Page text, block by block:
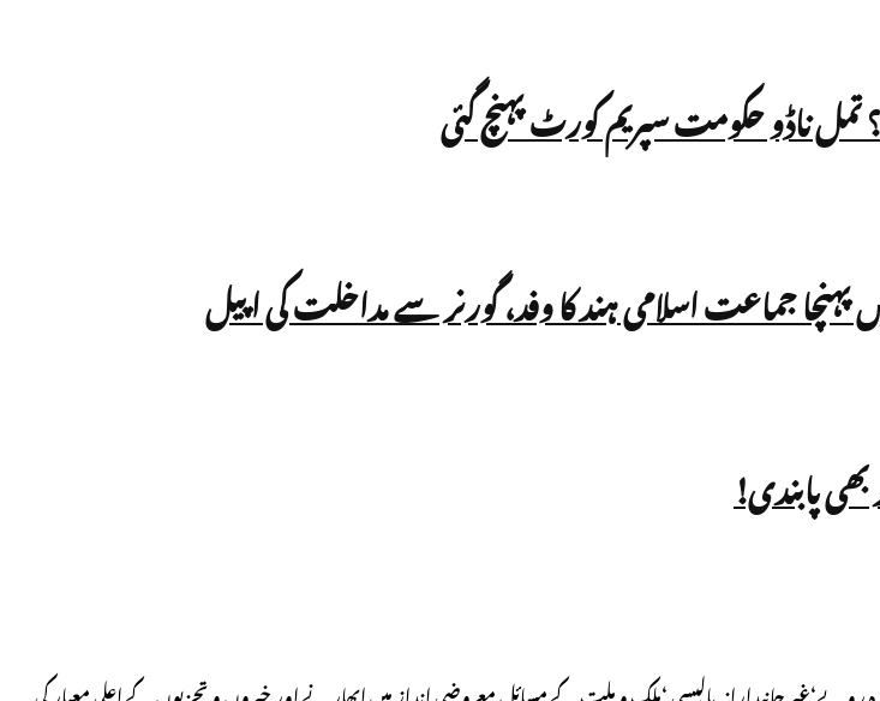
ناڈو حکومت سپریم کورٹ پہنچ گئی
پہنچا جماعت اسلامی ہند کا وفد، گورنر سے مداخلت کی اپیل